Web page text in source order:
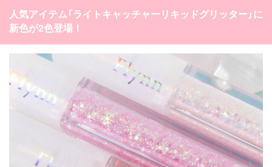
manimani について
カテゴリー一覧
タグ一覧
キュレーター一覧
運営会社
利用規約
プライバシーポリシー
韓国 オルチャン 韓国コスメ 韓国トレンド
韓国旅行 韓国ファッション 韓国アイドル
k-pop コスメ ファッション
kpop トレンド 韓国メイク
オルチャンメイク twice 人気 アイドル
カフェ かわいい
人気アイテム「ライトキャッチャーリキッドグリッター」に
新色が2色登場！